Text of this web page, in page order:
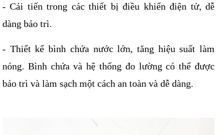
- Cải tiến trong các thiết bị điều khiển điện tử, dễ
dàng bảo trì.
- Thiết kế bình chứa nước lớn, tăng hiệu suất làm
nóng. Bình chứa và hệ thống đo lường có thể được
bảo trì và làm sạch một cách an toàn và dễ dàng.